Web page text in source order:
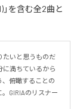
」を含む全2曲と
たいと思うものだ
に満ちているから
、俯瞰することの
GIRIAのリスナー